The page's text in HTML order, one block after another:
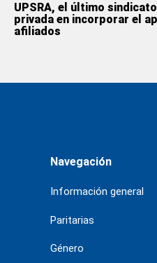
UPSRA, el último
privada en incorporar el
afiliados
Navegación
Información general
Paritarias
Género